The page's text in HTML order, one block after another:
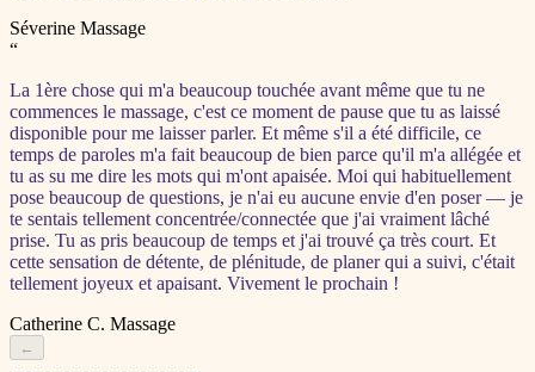
Séverine Massage
“
La 1ère chose qui m'a beaucoup touchée avant même que tu ne
commences le massage, c'est ce moment de pause que tu as laissé
disponible pour me laisser parler. Et même s'il a été difficile, ce
temps de paroles m'a fait beaucoup de bien parce qu'il m'a allégée et
tu as su me dire les mots qui m'ont apaisée. Moi qui habituellement
pose beaucoup de questions, je n'ai eu aucune envie d'en poser — je
te sentais tellement concentrée/connectée que j'ai vraiment lâché
prise. Tu as pris beaucoup de temps et j'ai trouvé ça très court. Et
cette sensation de détente, de plénitude, de planer qui a suivi, c'était
tellement joyeux et apaisant. Vivement le prochain !
Catherine C. Massage
←